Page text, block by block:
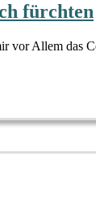
fürchten
vor Allem das